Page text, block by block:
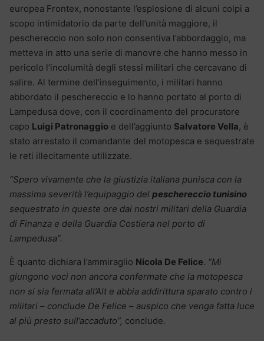
europea Frontex, nonostante l’esplosione di alcuni colpi a
scopo intimidatorio da parte dell’unità maggiore, il
peschereccio non solo non consentiva l’abbordaggio, ma
metteva in atto una serie di manovre che hanno messo in
pericolo l’incolumità degli stessi militari che cercavano di
salire. Al termine dell’inseguimento, i militari hanno
abbordato il peschereccio e lo hanno portato al porto di
Lampedusa dove, con il coordinamento del procuratore
capo Luigi Patronaggio e dell’aggiunto Salvatore Vella, è
stato arrestato il comandante del motopesca e sequestrate
le reti illecitamente utilizzate.
“Spero vivamente che la giustizia italiana punisca con la
massima severità l’equipaggio del peschereccio tunisino
sequestrato in queste ore dai nostri militari della Guardia
di Finanza e della Guardia Costiera nel porto di
Lampedusa”.
È quanto dichiara l’ammiraglio Nicola De Felice. “Mi
giungono voci non ancora confermate che la motopesca
non si sia fermata all’Alt e abbia addirittura sparato contro i
militari – conclude De Felice – auspico che venga fatta luce
al più presto sull’accaduto”, conclude.